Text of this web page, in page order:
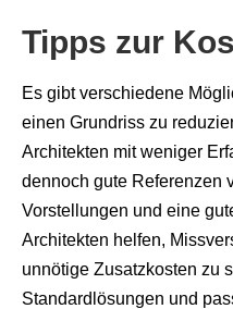
Tipps zur
Es gibt verschiedene
einen Grundriss zu
Architekten mit weniger
dennoch gute Referenzen
Vorstellungen und eine
Architekten helfen,
unnötige Zusatzkosten zu
Standardlösungen und